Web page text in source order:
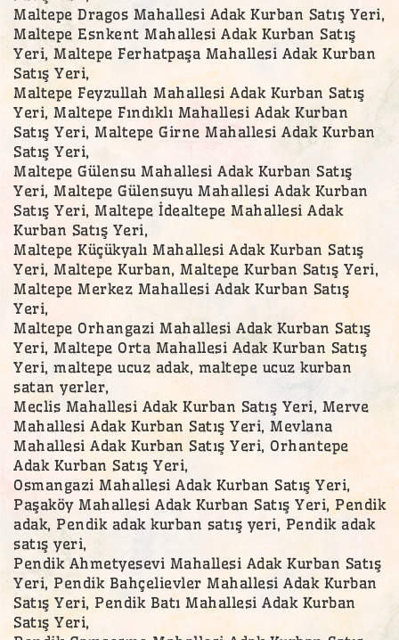
Maltepe Dragos Mahallesi Adak Kurban Satış Yeri,
Maltepe Esnkent Mahallesi Adak Kurban Satış
Yeri, Maltepe Ferhatpaşa Mahallesi Adak Kurban
Satış Yeri,
Maltepe Feyzullah Mahallesi Adak Kurban Satış
Yeri, Maltepe Fındıklı Mahallesi Adak Kurban
Satış Yeri, Maltepe Girne Mahallesi Adak Kurban
Satış Yeri,
Maltepe Gülensu Mahallesi Adak Kurban Satış
Yeri, Maltepe Gülensuyu Mahallesi Adak Kurban
Satış Yeri, Maltepe İdealtepe Mahallesi Adak
Kurban Satış Yeri,
Maltepe Küçükyalı Mahallesi Adak Kurban Satış
Yeri, Maltepe Kurban, Maltepe Kurban Satış Yeri,
Maltepe Merkez Mahallesi Adak Kurban Satış
Yeri,
Maltepe Orhangazi Mahallesi Adak Kurban Satış
Yeri, Maltepe Orta Mahallesi Adak Kurban Satış
Yeri, maltepe ucuz adak, maltepe ucuz kurban
satan yerler,
Meclis Mahallesi Adak Kurban Satış Yeri, Merve
Mahallesi Adak Kurban Satış Yeri, Mevlana
Mahallesi Adak Kurban Satış Yeri, Orhantepe
Adak Kurban Satış Yeri,
Osmangazi Mahallesi Adak Kurban Satış Yeri,
Paşaköy Mahallesi Adak Kurban Satış Yeri, Pendik
adak, Pendik adak kurban satış yeri, Pendik adak
satış yeri,
Pendik Ahmetyesevi Mahallesi Adak Kurban Satış
Yeri, Pendik Bahçelievler Mahallesi Adak Kurban
Satış Yeri, Pendik Batı Mahallesi Adak Kurban
Satış Yeri,